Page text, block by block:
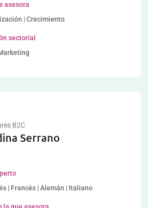
asesora
| Crecimiento
sectorial
B2C
Serrano
| Francés | Alemán | Italiano